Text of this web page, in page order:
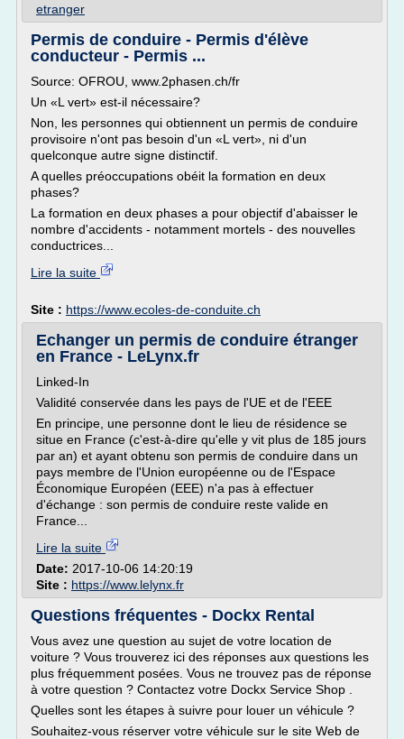
etranger
Permis de conduire - Permis d'élève
conducteur - Permis ...
Source: OFROU, www.2phasen.ch/fr
Un «L vert» est-il nécessaire?
Non, les personnes qui obtiennent un permis de conduire
provisoire n'ont pas besoin d'un «L vert», ni d'un
quelconque autre signe distinctif.
A quelles préoccupations obéit la formation en deux
phases?
La formation en deux phases a pour objectif d'abaisser le
nombre d'accidents - notamment mortels - des nouvelles
conductrices...
Lire la suite
Site : https://www.ecoles-de-conduite.ch
Echanger un permis de conduire étranger
en France - LeLynx.fr
Linked-In
Validité conservée dans les pays de l'UE et de l'EEE
En principe, une personne dont le lieu de résidence se
situe en France (c'est-à-dire qu'elle y vit plus de 185 jours
par an) et ayant obtenu son permis de conduire dans un
pays membre de l'Union européenne ou de l'Espace
Économique Européen (EEE) n'a pas à effectuer
d'échange : son permis de conduire reste valide en
France...
Lire la suite
Date: 2017-10-06 14:20:19
Site : https://www.lelynx.fr
Questions fréquentes - Dockx Rental
Vous avez une question au sujet de votre location de
voiture ? Vous trouverez ici des réponses aux questions les
plus fréquemment posées. Vous ne trouvez pas de réponse
à votre question ? Contactez votre Dockx Service Shop .
Quelles sont les étapes à suivre pour louer un véhicule ?
Souhaitez-vous réserver votre véhicule sur le site Web de